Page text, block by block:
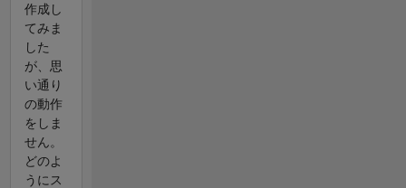
作成し
てみま
した
が、思
い通り
の動作
をしま
せん。
どのよ
うにス